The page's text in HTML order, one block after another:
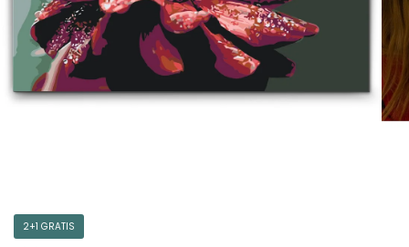
2+1 GRATIS